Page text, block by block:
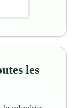
les